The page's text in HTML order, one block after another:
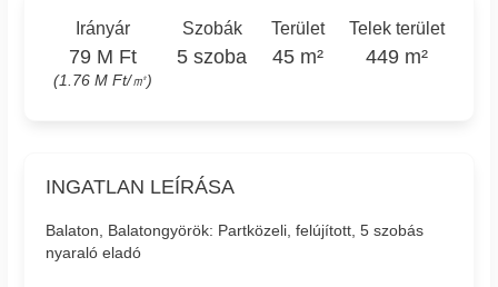
Irányár
79 M Ft
(1.76 M Ft/㎡)
Szobák
5 szoba
Terület
45 m²
Telek terület
449 m²
INGATLAN LEÍRÁSA
Balaton, Balatongyörök: Partközeli, felújított, 5 szobás
nyaraló eladó